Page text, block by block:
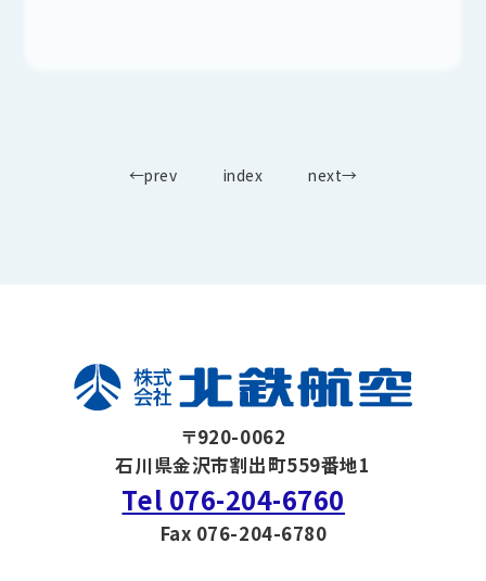
←prev index next→
〒920-0062
石川県金沢市割出町559番地1
Tel 076-204-6760
Fax 076-204-6780